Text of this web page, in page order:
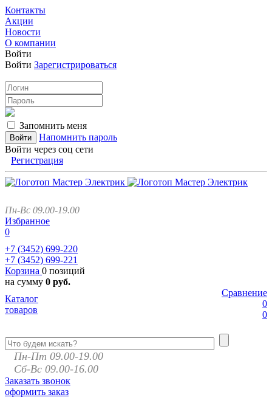
Контакты
Акции
Новости
О компании
Войти
Войти Зарегистрироваться
Запомнить меня
Напомнить пароль
Войти через соц сети
Регистрация
Пн-Вс 09.00-19.00
Избранное
0
+7 (3452) 699-220
+7 (3452) 699-221
Корзина 0 позиций
на сумму 0 руб.
Сравнение
0
0
Каталог
товаров
Пн-Пт 09.00-19.00
Сб-Вс 09.00-16.00
Заказать звонок
оформить заказ